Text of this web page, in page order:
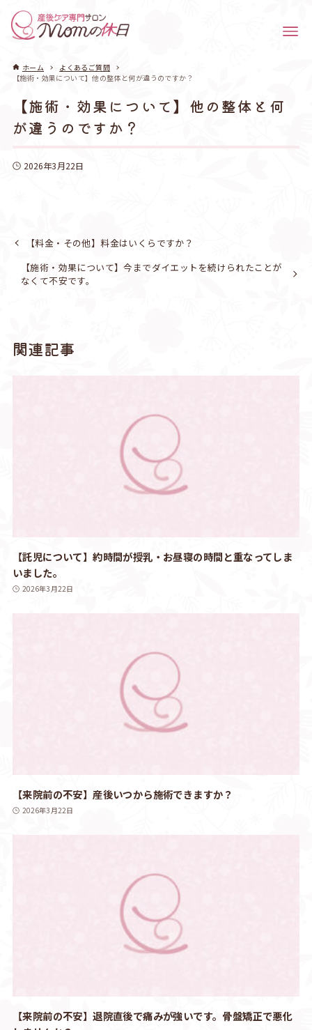
ホーム
よくあるご質問
【施術・効果について】他の整体と何が違うのですか？
【施術・効果について】他の整体と何
が違うのですか？
2026年3月22日
【料金・その他】料金はいくらですか？
【施術・効果について】今までダイエットを続けられたことが
なくて不安です。
関連記事
【託児について】約時間が授乳・お昼寝の時間と重なってしま
いました。
2026年3月22日
【来院前の不安】産後いつから施術できますか？
2026年3月22日
【来院前の不安】退院直後で痛みが強いです。骨盤矯正で悪化